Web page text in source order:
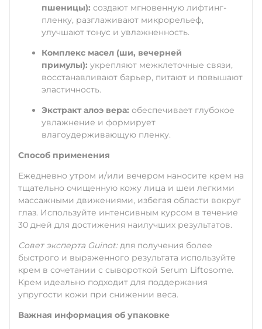
пшеницы): создают мгновенную лифтинг-
пленку, разглаживают микрорельеф,
улучшают тонус и увлажненность.
Комплекс масел (ши, вечерней
примулы): укрепляют межклеточные связи,
восстанавливают барьер, питают и повышают
эластичность.
Экстракт алоэ вера: обеспечивает глубокое
увлажнение и формирует
влагоудерживающую пленку.
Способ применения
Ежедневно утром и/или вечером наносите крем на
тщательно очищенную кожу лица и шеи легкими
массажными движениями, избегая области вокруг
глаз. Используйте интенсивным курсом в течение
30 дней для достижения наилучших результатов.
Совет эксперта Guinot:для получения более
быстрого и выраженного результата используйте
крем в сочетании с сывороткой Serum Liftosome.
Крем идеально подходит для поддержания
упругости кожи при снижении веса.
Важная информация об упаковке